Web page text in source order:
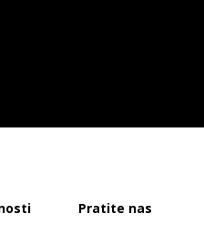
Pratite nas